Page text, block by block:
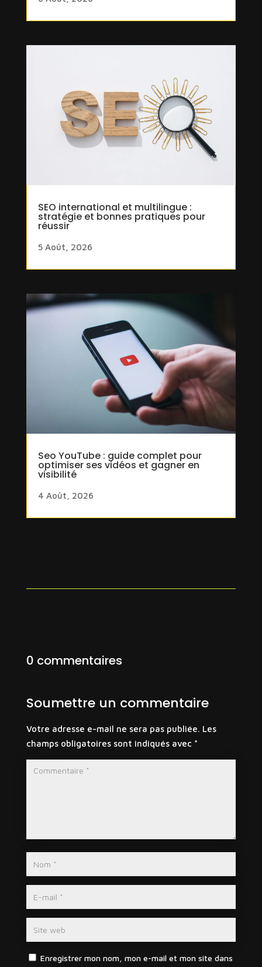
SEO international et multilingue :
stratégie et bonnes pratiques pour
réussir
5 Août, 2026
Seo YouTube : guide complet pour
optimiser ses vidéos et gagner en
visibilité
4 Août, 2026
0 commentaires
Soumettre un commentaire
Votre adresse e-mail ne sera pas publiée. Les
champs obligatoires sont indiqués avec *
Enregistrer mon nom, mon e-mail et mon site dans